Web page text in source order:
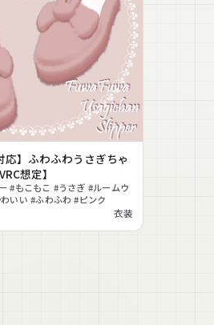
応】ふわふわうさぎちゃ
想定】
#もこもこ #うさぎ #ルームウ
いい #ふわふわ #ピンク
衣装